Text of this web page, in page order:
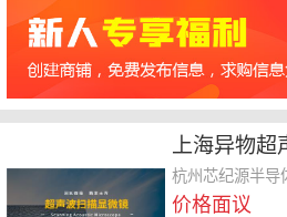
上海异物
州芯纪源供
杭州芯纪源半导
价格面议